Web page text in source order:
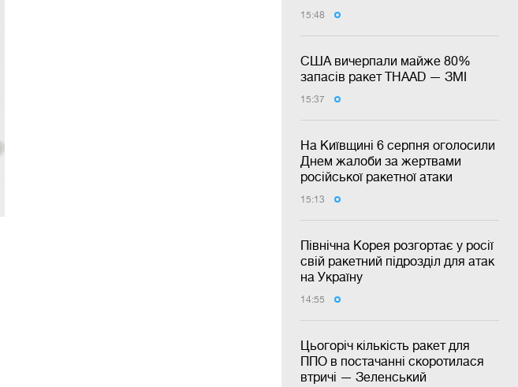
15:48
США вичерпали майже 80%
запасів ракет THAAD — ЗМІ
15:37
На Київщині 6 серпня оголосили
Днем жалоби за жертвами
російської ракетної атаки
15:13
Північна Корея розгортає у росії
свій ракетний підрозділ для атак
на Україну
14:55
Цьогоріч кількість ракет для
ППО в постачанні скоротилася
втричі — Зеленський